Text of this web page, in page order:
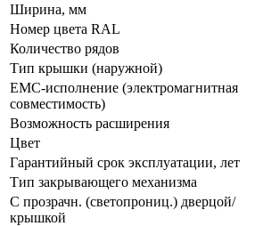
Ширина, мм
Номер цвета RAL
Количество рядов
Тип крышки (наружной)
EMC-исполнение (электромагнитная
совместимость)
Возможность расширения
Цвет
Гарантийный срок эксплуатации, лет
Тип закрывающего механизма
С прозрачн. (светопрониц.) дверцой/
крышкой